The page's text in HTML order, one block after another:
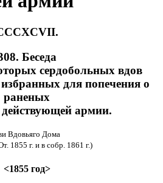
Беседа
сердобольных вдов
для попечения о
раненых
армии.
Вдовьяго Дома
1855 г. и в собр. 1861 г.)
<1855 год>